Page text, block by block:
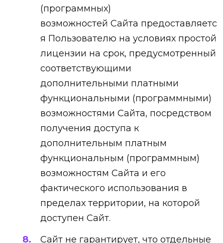
(программных)
возможностей Сайта предоставляетс
я Пользователю на условиях простой
лицензии на срок, предусмотренный
соответствующими
дополнительными платными
функциональными (программными)
возможностями Сайта, посредством
получения доступа к
дополнительным платным
функциональным (программным)
возможностям Сайта и его
фактического использования в
пределах территории, на которой
доступен Сайт.
Сайт не гарантирует, что отдельные